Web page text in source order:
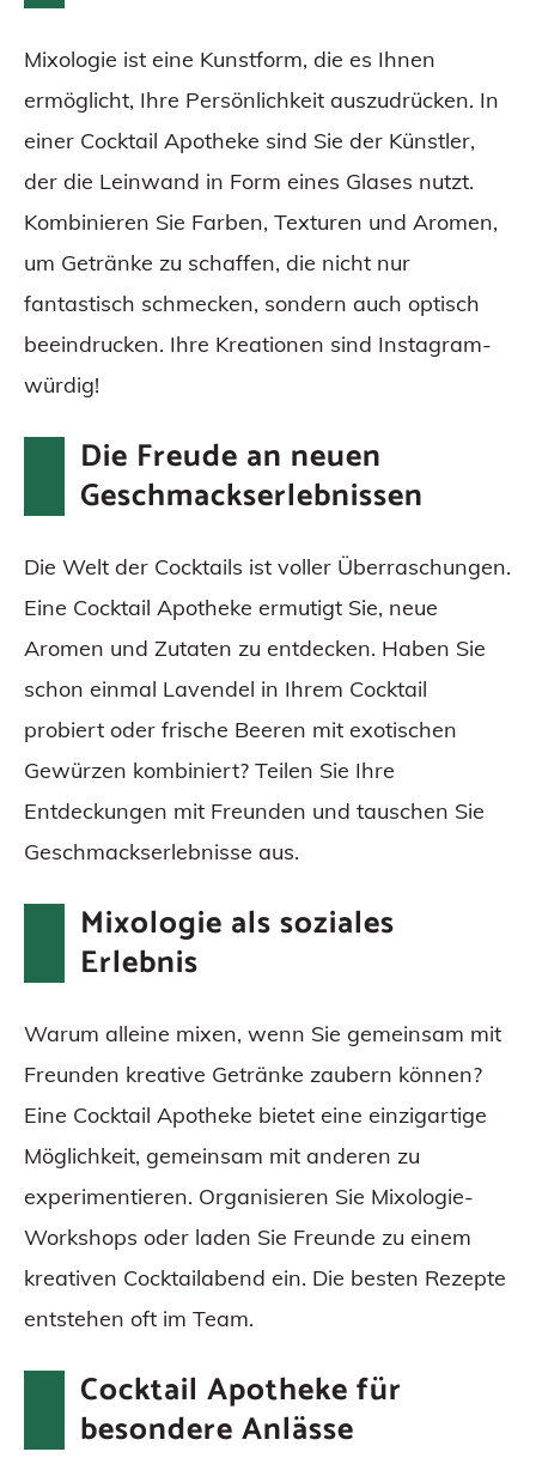
Mixologie ist eine Kunstform, die es Ihnen
ermöglicht, Ihre Persönlichkeit auszudrücken. In
einer Cocktail Apotheke sind Sie der Künstler,
der die Leinwand in Form eines Glases nutzt.
Kombinieren Sie Farben, Texturen und Aromen,
um Getränke zu schaffen, die nicht nur
fantastisch schmecken, sondern auch optisch
beeindrucken. Ihre Kreationen sind Instagram-
würdig!
Die Freude an neuen
Geschmackserlebnissen
Die Welt der Cocktails ist voller Überraschungen.
Eine Cocktail Apotheke ermutigt Sie, neue
Aromen und Zutaten zu entdecken. Haben Sie
schon einmal Lavendel in Ihrem Cocktail
probiert oder frische Beeren mit exotischen
Gewürzen kombiniert? Teilen Sie Ihre
Entdeckungen mit Freunden und tauschen Sie
Geschmackserlebnisse aus.
Mixologie als soziales
Erlebnis
Warum alleine mixen, wenn Sie gemeinsam mit
Freunden kreative Getränke zaubern können?
Eine Cocktail Apotheke bietet eine einzigartige
Möglichkeit, gemeinsam mit anderen zu
experimentieren. Organisieren Sie Mixologie-
Workshops oder laden Sie Freunde zu einem
kreativen Cocktailabend ein. Die besten Rezepte
entstehen oft im Team.
Cocktail Apotheke für
besondere Anlässe